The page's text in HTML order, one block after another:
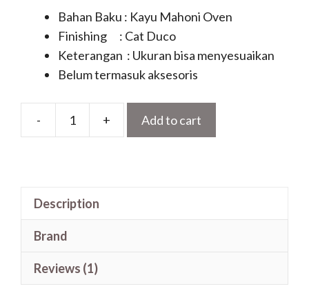
Bahan Baku : Kayu Mahoni Oven
Finishing : Cat Duco
Keterangan : Ukuran bisa menyesuaikan
Belum termasuk aksesoris
-
Pintu
Gold
+ Add to cart
Description
Brand
Reviews (1)